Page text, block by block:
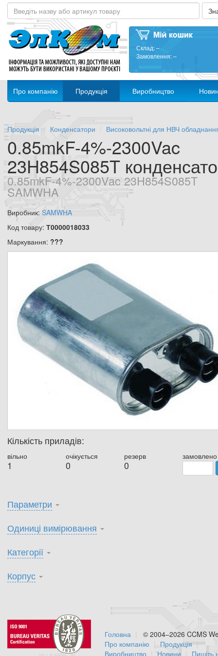
Склад:–
Замовлення:–
Про компанію Продукція Виробництво
Продукція Конденсатори Високовольтні для НВЧ
0.85mkF-4%-2300Vac
23H854S085T
0.85mkF-4%-2300Vac 23H854S085T
SAMWHA
Виробник: SAMWHA
Код товару: Т0000018033
Маркування: ???
Кількість приладів:
вільно
1
очікується
0
резерв
0
замовлено
Параметри
Одиниці вимірювання
Категорії
Корпус
© 2004–2026 CCMS
Головна
Про компанію
Продукція
Виробництво
Новини Пишіть